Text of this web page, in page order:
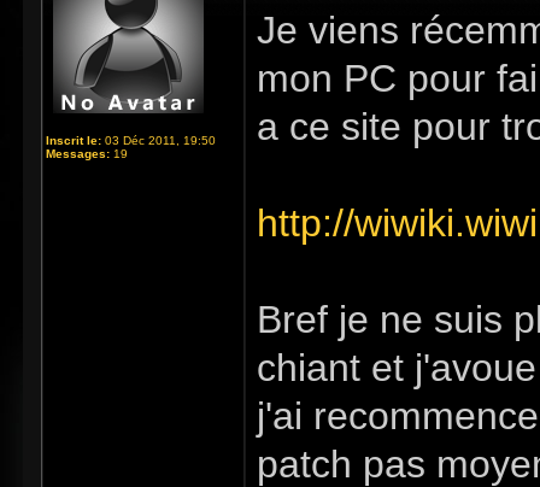
Inscrit le: 03 Déc 2011, 19:50
Messages: 19
Je viens
mon PC pour
a ce site pour
http://
Bref je ne suis
chiant et
j'ai
patch pas